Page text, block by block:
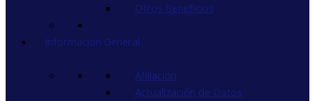
Otros Beneficios
Información General
Afiliación
Actualización de Datos